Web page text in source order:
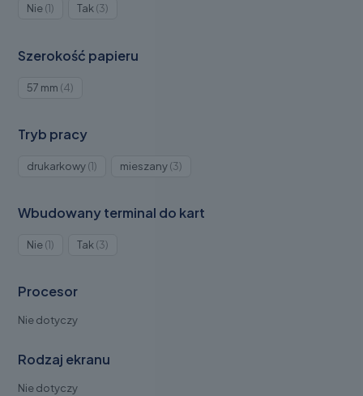
Nie 1Produkt
Tak 3Produkty
Szerokość papieru
57 mm 4Produkty
Tryb pracy
drukarkowy 1Produktmieszany 3Produkty
Wbudowany terminal do kart
Nie 1Produkt
Tak 3Produkty
Procesor
Nie dotyczy
Rodzaj ekranu
Nie dotyczy